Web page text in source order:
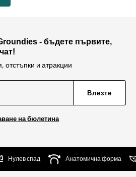
- бъдете първите,
отстъпки и атракции
Влезте
на бюлетина
Нулев спад Анатомична форма